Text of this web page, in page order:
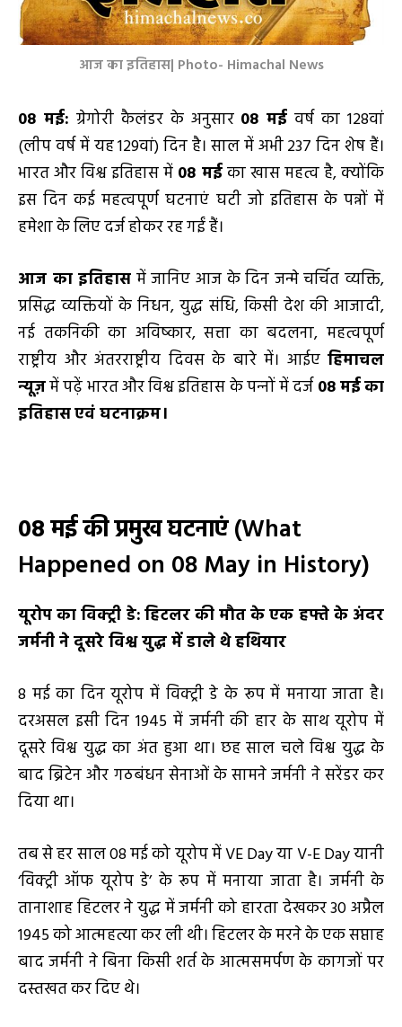
आज का इतिहास| Photo- Himachal News
08 मई: ग्रेगोरी कैलंडर के अनुसार 08मई वर्ष का 128वां
(लीप वर्ष में यह 129वां) दिन है। साल में अभी 237 दिन शेष हैं।
भारत और विश्व इतिहास में 08 मईका खास महत्व है, क्योंकि
इस दिन कई महत्वपूर्ण घटनाएं घटी जो इतिहास के पन्नों में
हमेशा के लिए दर्ज होकर रह गईं हैं।
आज का इतिहास में जानिए आज के दिन जन्मे चर्चित व्यक्ति,
प्रसिद्ध व्यक्तियों के निधन, युद्ध संधि, किसी देश की आजादी,
नई तकनिकी का अविष्कार, सत्ता का बदलना, महत्वपूर्ण
राष्ट्रीय और अंतरराष्ट्रीय दिवस के बारे में। आईए हिमाचल
न्यूज़में पढ़ें भारत और विश्व इतिहास के पन्‍नों में दर्ज 08मईका
इतिहासएवं घटनाक्रम।
08मईकी प्रमुख घटनाएं(What
Happened on 08 May in History)
यूरोप का विक्ट्री डे:हिटलर की मौत के एक हफ्ते के अंदर
जर्मनी ने दूसरे विश्व युद्ध में डाले थे हथियार
8 मई का दिन यूरोप में विक्ट्री डे के रूप में मनाया जाता है।
दरअसल इसी दिन 1945 में जर्मनी की हार के साथ यूरोप में
दूसरे विश्व युद्ध का अंत हुआ था। छह साल चले विश्व युद्ध के
बाद ब्रिटेन और गठबंधन सेनाओं के सामने जर्मनी ने सरेंडर कर
दिया था।
तब से हर साल 08 मई को यूरोप में VE Day या V-E Day यानी
‘विक्ट्री ऑफ यूरोप डे’ के रूप में मनाया जाता है। जर्मनी के
तानाशाह हिटलर ने युद्ध में जर्मनी को हारता देखकर 30 अप्रैल
1945 को आत्महत्या कर ली थी। हिटलर के मरने के एक सप्ताह
बाद जर्मनी ने बिना किसी शर्त के आत्मसमर्पण के कागजों पर
दस्तखत कर दिए थे।